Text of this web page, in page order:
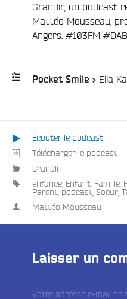
Grandir, un podcast
Mattéo Mousseau,
Angers. #103FM
:
Pocket Smile > Elia
Écouter le podcast
Télécharger le podcast
Grandir
enfance Enfant Famille
Parent podcast Soeur,
Mattéo Mousseau
Laisser un
Votre adresse e-mail ne